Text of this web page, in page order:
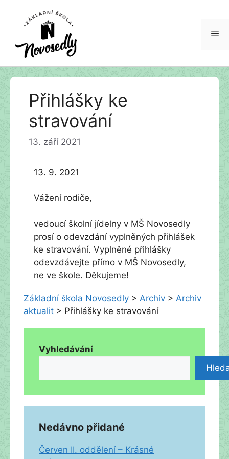
Přeskočit
Přihlášky ke
stravování
13. září 2021
13. 9. 2021
Vážení rodiče,
vedoucí školní jídelny v MŠ Novosedly
prosí o odevzdání vyplněných přihlášek
ke stravování. Vyplněné přihlášky
odevzdávejte přímo v MŠ Novosedly,
ne ve škole. Děkujeme!
Základní škola Novosedly > Archiv > Archiv
aktualit > Přihlášky ke stravování
Vyhledávání
Nedávno přidané
Červen II. oddělení – Krásné